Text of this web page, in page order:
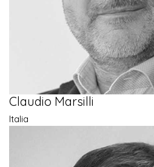
Claudio Marsilli
Italia